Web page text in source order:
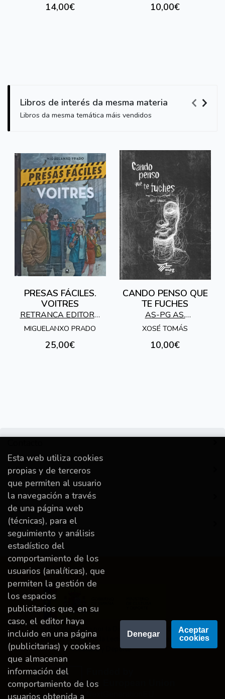
14,00€ 10,00€
Libros de interés da mesma materia
Libros da mesma temática máis vendidos
PRESAS FÁCILES.
VOITRES
RETRANCA EDITORA
S.L.
MIGUELANXO PRADO
25,00€
CANDO PENSO QUE
TE FUCHES
AS-PG AS.
SOCIOPEDAGOXICA
GALEGA
XOSÉ TOMÁS
10,00€
Información
Destacado
A miña conta
Proyecto financiado por la Dirección General del
Libro y Fomento de la Lectura, Ministerio de
Cultura y Deporte.
Esta web utiliza cookies
propias y de terceros
que permiten al usuario
la navegación a través
de una página web
(técnicas), para el
seguimiento y análisis
estadístico del
comportamiento de los
usuarios (analíticas), que
permiten la gestión de
los espacios
publicitarios que, en su
caso, el editor haya
incluido en una página
(publicitarias) y cookies
que almacenan
información del
comportamiento de los
Denegar
Aceptar
cookies